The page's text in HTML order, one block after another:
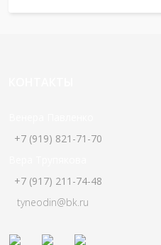
+7 (919) 821-71-70
+7 (917) 211-74-48
tyneodin@bk.ru